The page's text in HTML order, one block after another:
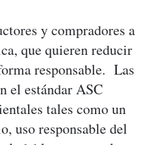
y compradores a
que quieren reducir
responsable. Las
el estándar ASC
tales como un
uso responsable del